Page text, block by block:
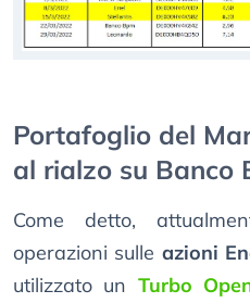
Portafoglio del
al rialzo su Banco
Come detto,
operazioni sulle azioni
utilizzato un Turbo